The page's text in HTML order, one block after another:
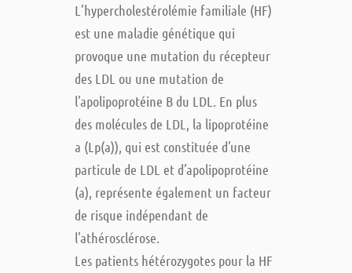
L’hypercholestérolémie familiale (HF)
est une maladie génétique qui
provoque une mutation du récepteur
des LDL ou une mutation de
l’apolipoprotéine B du LDL. En plus
des molécules de LDL, la lipoprotéine
a (Lp(a)), qui est constituée d’une
particule de LDL et d’apolipoprotéine
(a), représente également un facteur
de risque indépendant de
l’athérosclérose.
Les patients hétérozygotes pour la HF